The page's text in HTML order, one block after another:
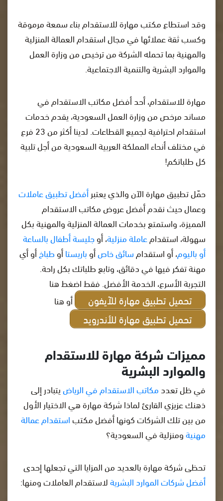
وقد استطاع مكتب مهارة للاستقدام بناء سمعة مرموقة
وكسب ثقة عملائها في مجال استقدام العمالة المنزلية
والمهنية بما تحمله الشركة من ترخيص من وزارة العمل
والموارد البشرية والتنمية الاجتماعية.
مهارة للاستقدام، أحد أفضل مكاتب الاستقدام في
مساند مرخص من وزارة العمل السعودية، يقدم خدمات
استقدام احترافية لجميع القطاعات. لدينا أكثر من 23 فرع
في مختلف أنحاء المملكة العربية السعودية من أجل تلبية
كل طلباتكم!
حمّل تطبيق مهارة الآن والذي يعتبرأفضل تطبيق عاملات
وعمال حيث نقدم أفضل عروض مكاتب الاستقدام
المميزة، واستمتع بخدمات العمالة المنزلية والمهنية بكل
سهولة، استقدامعاملة منزلية، أوجليسة أطفال بالساعة
أو باليوم، أو استقدامسائق خاصأوباريستاأوطباخأو أي
مهنة تفكر فيها في دقائق، وتابع طلباتك بكل راحة.
التجربة الأسرع، الخدمة الأفضل. فقط اضغط هنا
تحميل تطبيق مهارة للآيفون أو هنا
تحميل تطبيق مهارة للأندرويد
مميزات شركة مهارة للاستقدام
والموارد البشرية
في ظل تعددمكاتب الاستقدام في الرياضيتبادر إلى
ذهنك عزيزي القارئ لماذا شركة مهارة هي الاختيار الأول
من بين تلك الشركات كونها أفضل مكتباستقدام عمالة
مهنيةومنزلية في السعودية؟
تحظى شركة مهارة بالعديد من المزايا التي تجعلها إحدى
أفضل شركات الموارد البشريةلاستقدام العاملات ومنها: